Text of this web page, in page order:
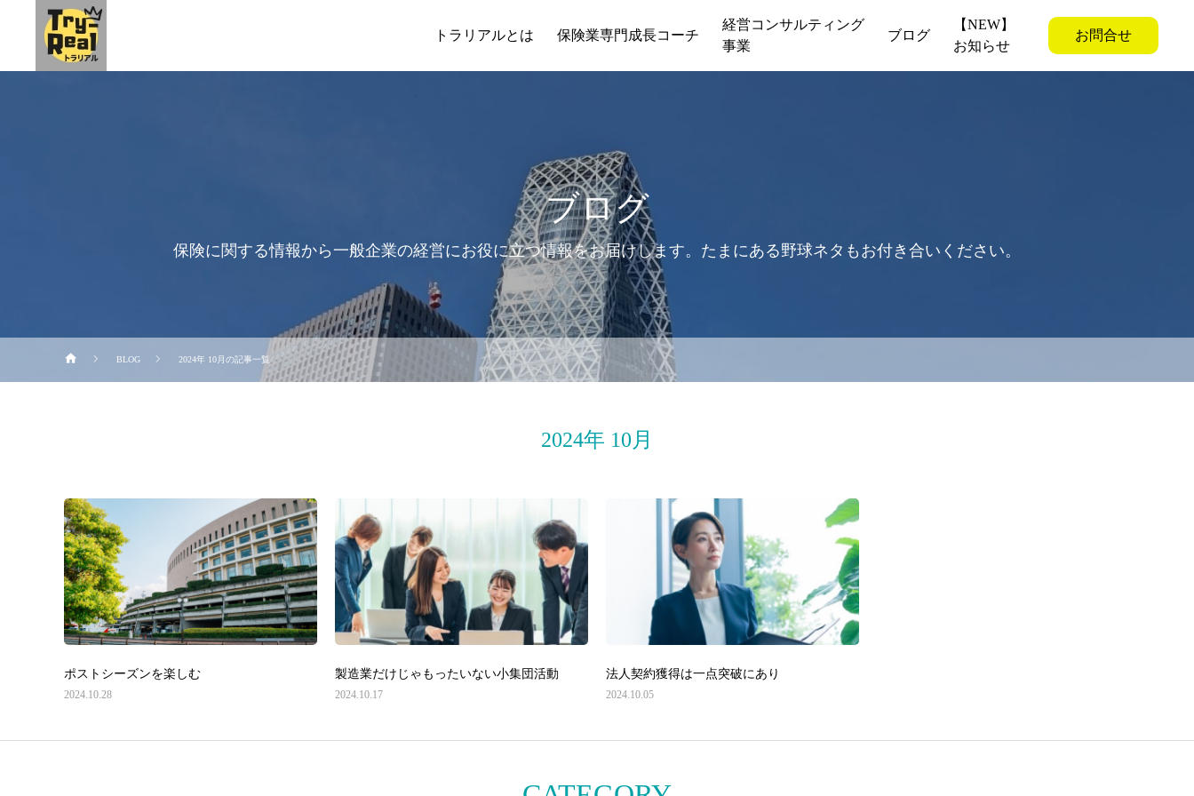
トラリアルとは 保険業専門成長コーチ
経営コンサルティング
事業
ブログ
【NEW】
お知らせ
お問合せ
ブログ
保険に関する情報から一般企業の経営にお役に立つ情報をお届けします。たまにある野球ネタもお付き合いください。
BLOG 2024年 10月の記事一覧
2024年 10月
ポストシーズンを楽しむ
2024.10.28
製造業だけじゃもったいない小集団活動
2024.10.17
法人契約獲得は一点突破にあり
2024.10.05